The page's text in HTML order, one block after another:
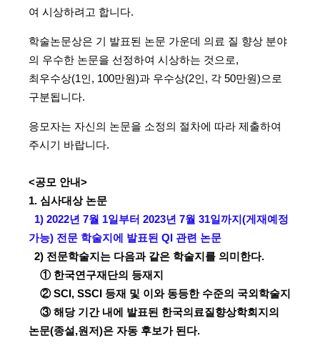
여 시상하려고 합니다.
학술논문상은 기 발표된 논문 가운데 의료 질 향상 분야
의 우수한 논문을 선정하여 시상하는 것으로,
최우수상(1인, 100만원)과 우수상(2인, 각 50만원)으로
구분됩니다.
응모자는 자신의 논문을 소정의 절차에 따라 제출하여
주시기 바랍니다.
<공모 안내>
1. 심사대상 논문
1) 2022년 7월 1일부터 2023년 7월 31일까지(게재예정
가능) 전문 학술지에 발표된 QI 관련 논문
2) 전문학술지는 다음과 같은 학술지를 의미한다.
① 한국연구재단의 등재지
② SCI, SSCI 등재 및 이와 동등한 수준의 국외학술지
③ 해당 기간 내에 발표된 한국의료질향상학회지의
논문(종설,원저)은 자동 후보가 된다.